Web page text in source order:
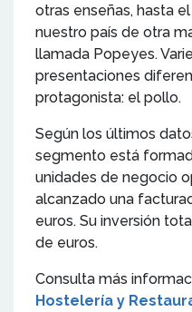
otras enseñas, hasta
nuestro país de otra
llamada Popeyes.
presentaciones
protagonista: el pollo.
Según los últimos
segmento está
unidades de negocio
alcanzado una
euros. Su inversión
de euros.
Consulta más
Hostelería y